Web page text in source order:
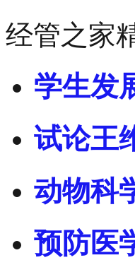
经管之家
学生发
试论王
动物科
预防医